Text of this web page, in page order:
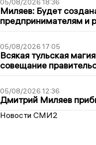
05/08/2026 18:36
Миляев: Будет
предпринимателям и
05/08/2026 17:05
Всякая тульская
совещание
05/08/2026 12:36
Дмитрий Миляев
Новости СМИ2